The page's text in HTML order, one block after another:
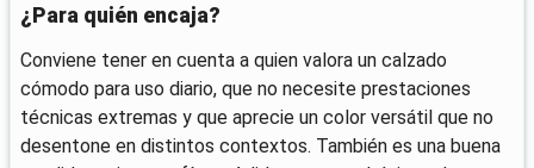
¿Para quién encaja?
Conviene tener en cuenta a quien valora un calzado
cómodo para uso diario, que no necesite prestaciones
técnicas extremas y que aprecie un color versátil que no
desentone en distintos contextos. También es una buena